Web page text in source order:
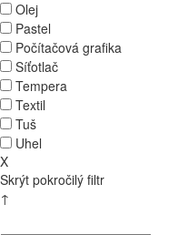
Olej
Pastel
Počítačová grafika
Síťotlač
Tempera
Textil
Tuš
Uhel
X
Skrýt pokročilý filtr
↑